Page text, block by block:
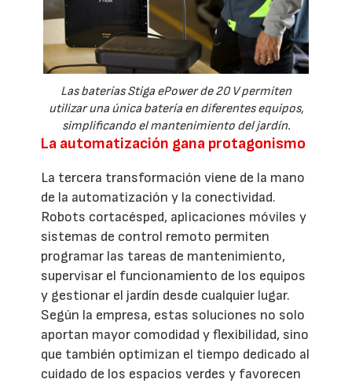
Las baterías Stiga ePower de 20 V permiten
utilizar una única batería en diferentes equipos,
simplificando el mantenimiento del jardín.
La automatización gana protagonismo
La tercera transformación viene de la mano
de la automatización y la conectividad.
Robots cortacésped, aplicaciones móviles y
sistemas de control remoto permiten
programar las tareas de mantenimiento,
supervisar el funcionamiento de los equipos
y gestionar el jardín desde cualquier lugar.
Según la empresa, estas soluciones no solo
aportan mayor comodidad y flexibilidad, sino
que también optimizan el tiempo dedicado al
cuidado de los espacios verdes y favorecen